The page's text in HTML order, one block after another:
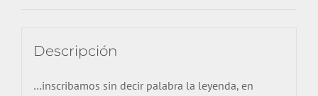
Descripción
…inscribamos sin decir palabra la leyenda, en